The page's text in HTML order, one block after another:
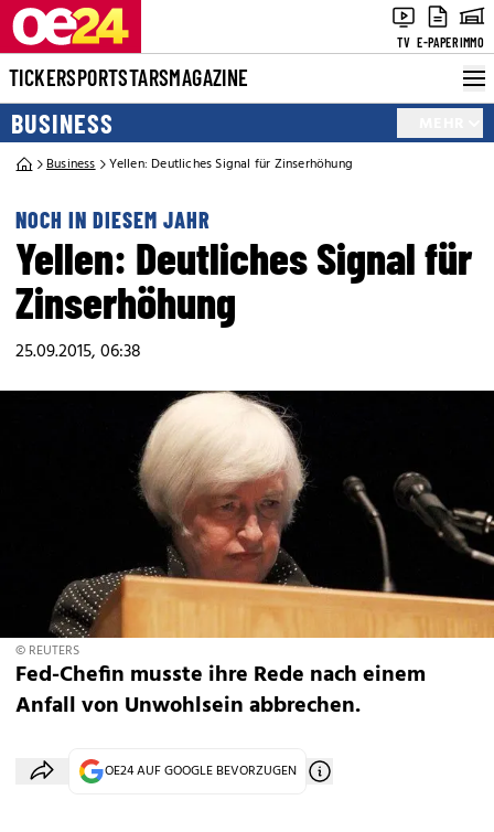
TV E-PAPERIMMO
TICKERSPORTSTARSMAGAZINE
BUSINESS
Business Yellen: Deutliches Signal für Zinserhöhung
NOCH IN DIESEM JAHR
Yellen: Deutliches Signal für
Zinserhöhung
25.09.2015, 06:38
© REUTERS
Fed-Chefin musste ihre Rede nach einem
Anfall von Unwohlsein abbrechen.
OE24 AUF GOOGLE BEVORZUGEN